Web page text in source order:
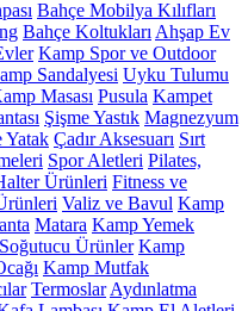
Bahçe Mobilya Kılıfları
Bahçe Koltukları Ahşap Ev
Kamp Spor ve Outdoor
Sandalyesi Uyku Tulumu
Masası Pusula Kampet
Şişme Yastık Magnezyum
Yatak Çadır Aksesuarı Sırt
Spor Aletleri Pilates,
Ürünleri Fitness ve
Valiz ve Bavul Kamp
Matara Kamp Yemek
Ürünler Kamp
Kamp Mutfak
Termoslar Aydınlatma